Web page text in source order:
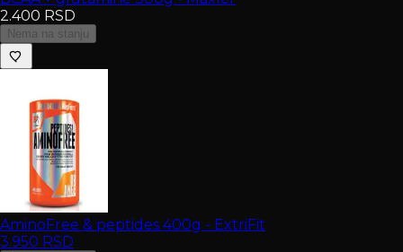
2.400 RSD
Nema na stanju
AminoFree & peptides 400g - ExtriFit
3.950 RSD